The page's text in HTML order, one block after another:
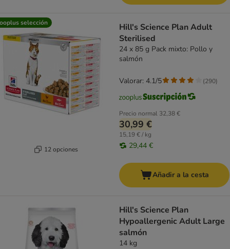
selección
12 opciones
Hill's Science Plan Adult
Sterilised
24 x 85 g Pack mixto: Pollo y
salmón
Precio normal 32,38 €
30,99 €
15,19 € / kg
29,44 €
Valorar: 4.1/5 (290)
Añadir a la cesta
Hill's Science Plan
Hypoallergenic Adult Large
salmón
14 kg